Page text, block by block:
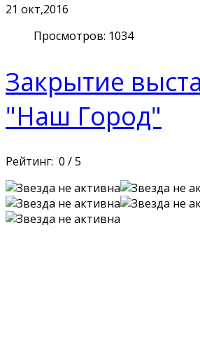
21 окт,2016
Просмотров: 1034
Закрытие
"Наш Город"
Рейтинг: 0 /5